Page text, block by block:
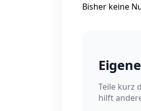
Bisher keine
Teile kurz
hilft